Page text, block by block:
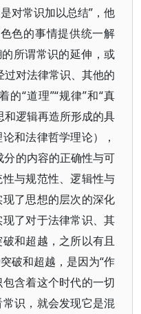
对常识加以总结”，他
色的事情提供统一解
所谓常识的延伸，或
过对法律常识、其他的
“道理”“规律”和“真
和逻辑再造所形成的具
和法律哲学理论），
分的内容的正确性与可
与规范性、逻辑性与
了思想的层次的深化
了对于法律常识、其
和超越，之所以有且
破和超越，是因为“作
含着这个时代的一切
识，就会发现它是混